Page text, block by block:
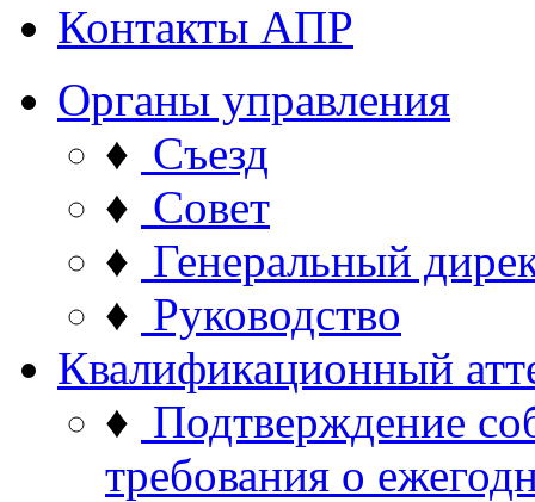
Контакты АПР
Органы управления
♦ Съезд
♦ Совет
♦ Генеральный
♦ Руководство
Квалификационный
♦ Подтверждение
требования о